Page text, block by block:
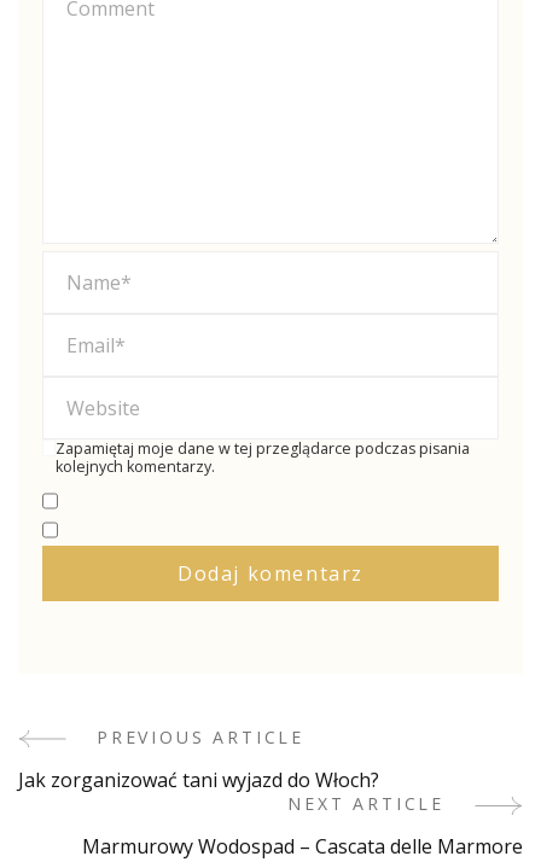
Zapamiętaj moje dane w tej przeglądarce podczas pisania
kolejnych komentarzy.
Post
Navigation
PREVIOUS ARTICLE
Jak zorganizować tani wyjazd do Włoch?
NEXT ARTICLE
Marmurowy Wodospad – Cascata delle Marmore